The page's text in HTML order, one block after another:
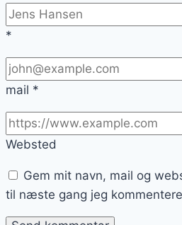
*
mail *
Websted
Gem mit navn, mail og
til næste gang jeg